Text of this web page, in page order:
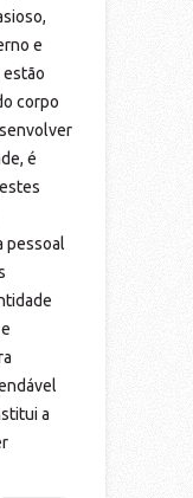
e
corpo
é
pessoal
a